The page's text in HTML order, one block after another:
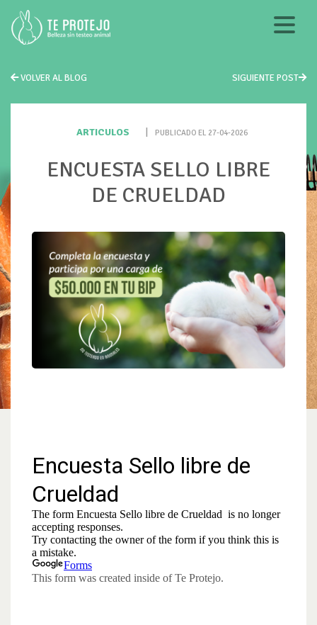
VOLVER AL BLOG SIGUIENTE POST
ARTICULOS PUBLICADO EL 27-04-2026
ENCUESTA SELLO LIBRE
DE CRUELDAD